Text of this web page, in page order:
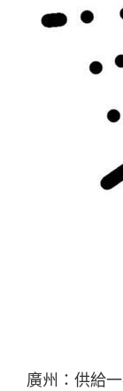
廣州：供給